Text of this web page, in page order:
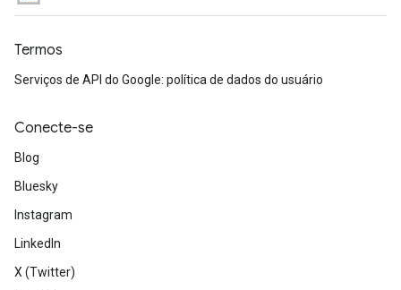
Termos
Serviços de API do Google: política de dados do usuário
Conecte-se
Blog
Bluesky
Instagram
LinkedIn
X (Twitter)